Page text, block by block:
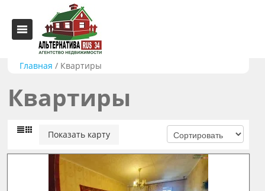
Главная / Квартиры
Квартиры
Показать карту